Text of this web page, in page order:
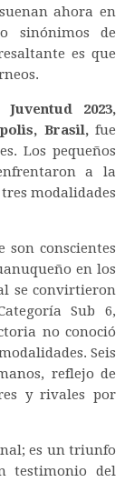
ahora en
sinónimos de
es que
2023,
Brasil, fue
Los pequeños
a la
modalidades
son conscientes
en los
se convirtieron
Sub 6,
no conoció
Seis
reflejo de
y rivales por
es un triunfo
testimonio del